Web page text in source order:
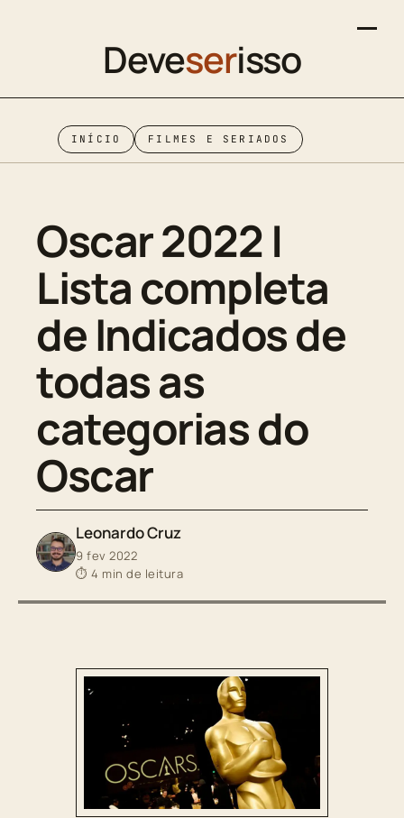
Deveserisso
INÍCIO FILMES E SERIADOS
Oscar 2022 |
Lista completa
de Indicados de
todas as
categorias do
Oscar
Leonardo Cruz
9 fev 2022
⏱ 4 min de leitura